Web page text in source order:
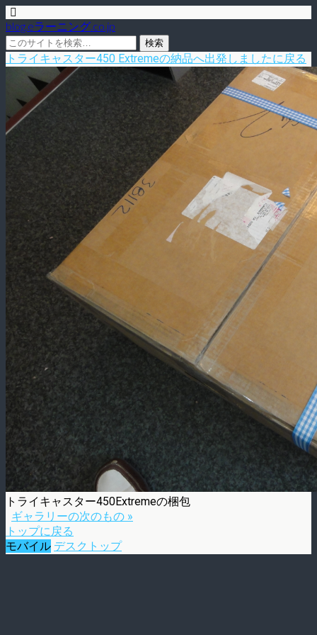
blog.eラーニング.co.jp
トライキャスター450 Extremeの納品へ出発しましたに戻る
トライキャスター450Extremeの梱包
ギャラリーの次のもの »
トップに戻る
モバイル デスクトップ